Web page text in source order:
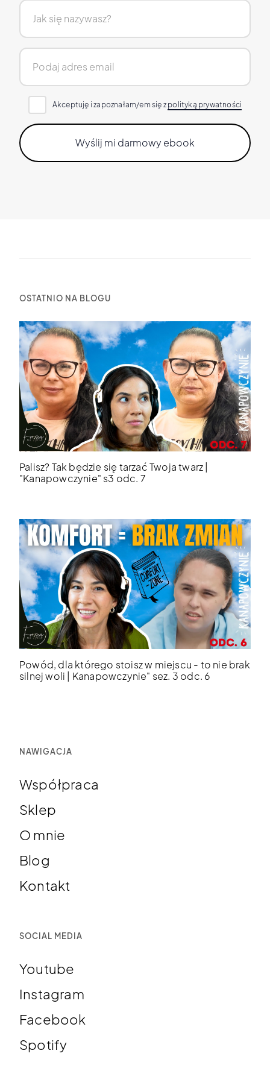
Akceptuję i zapoznałam/em się z polityką prywatności
OSTATNIO NA BLOGU
Palisz? Tak będzie się tarzać Twoja twarz |
"Kanapowczynie" s3 odc. 7
Powód, dla którego stoisz w miejscu - to nie brak
silnej woli | Kanapowczynie" sez. 3 odc. 6
NAWIGACJA
Współpraca
Sklep
O mnie
Blog
Kontakt
SOCIAL MEDIA
Youtube
Instagram
Facebook
Spotify